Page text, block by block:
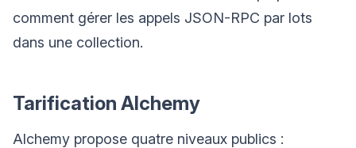
comment gérer les appels JSON-RPC par lots
dans une collection.
Tarification Alchemy
Alchemy propose quatre niveaux publics :